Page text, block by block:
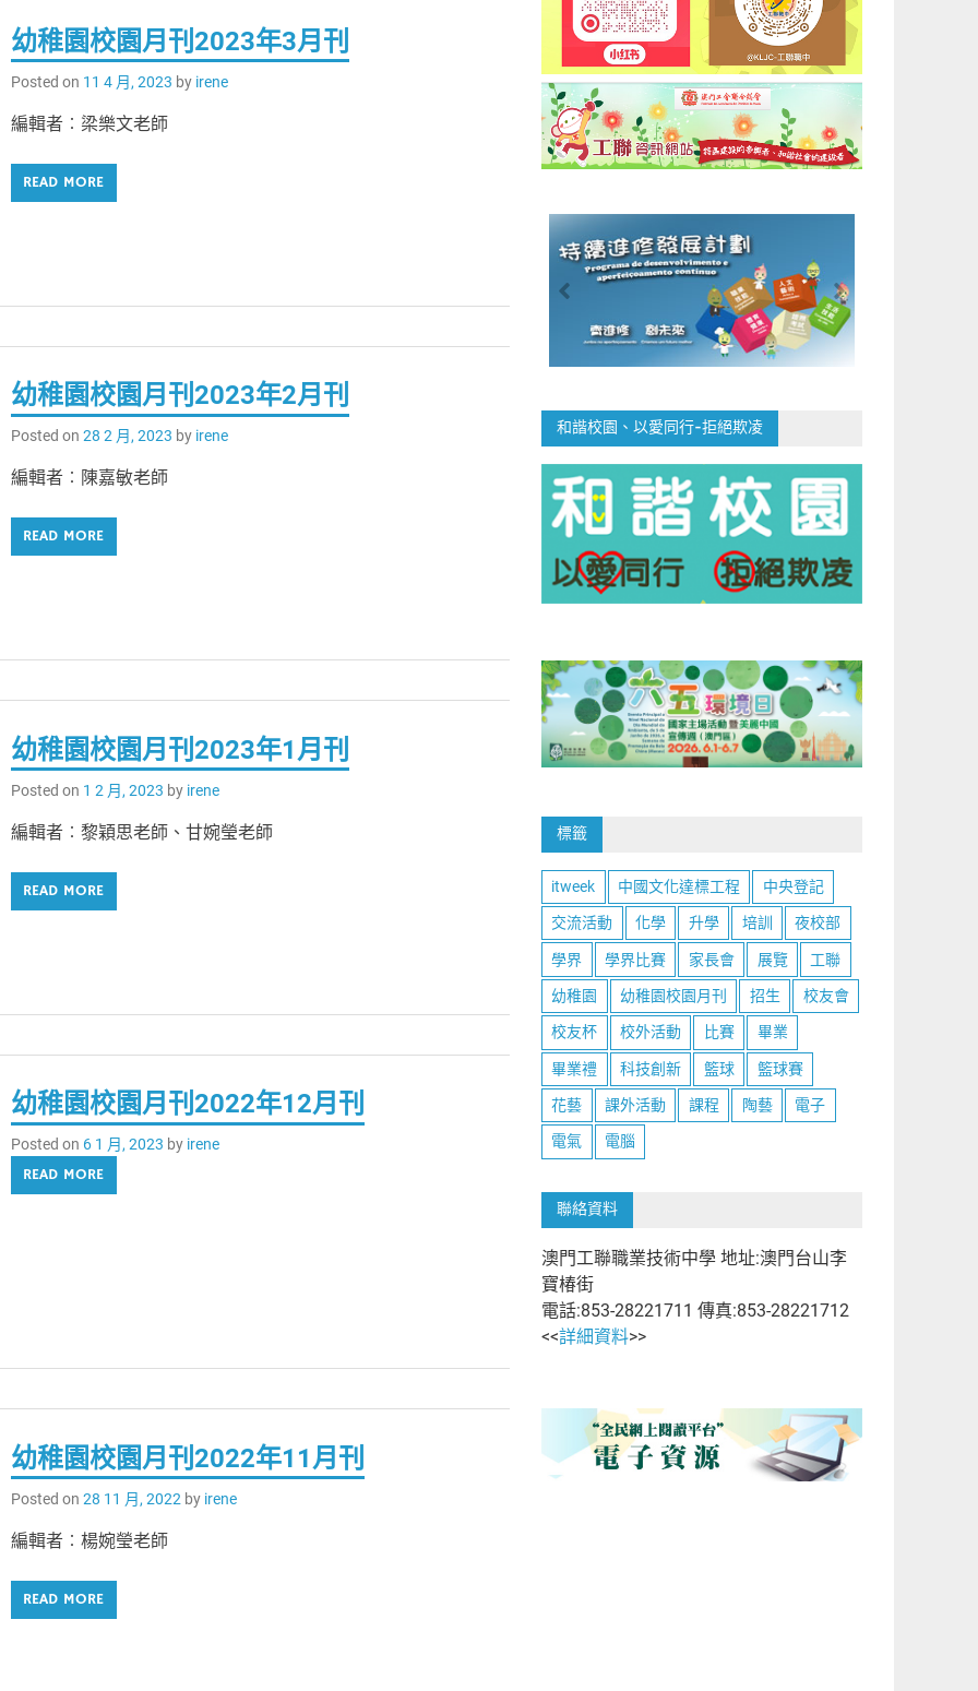
幼稚園校園月刊2023年3月刊
Posted on 11 4 月, 2023 by irene
編輯者︰梁樂文老師
READ MORE
幼稚園校園月刊2023年2月刊
Posted on28 2 月, 2023 by irene
編輯者︰陳嘉敏老師
READ MORE
幼稚園校園月刊2023年1月刊
Posted on 1 2 月, 2023 by irene
編輯者︰黎穎思老師、甘婉瑩老師
READ MORE
幼稚園校園月刊2022年12月刊
Posted on 6 1 月, 2023 by irene
READ MORE
幼稚園校園月刊2022年11月刊
Posted on28 11 月, 2022 by irene
編輯者︰楊婉瑩老師
READ MORE
和諧校園、以愛同行-拒絕欺凌
標籤
itweek 中國文化達標工程 中央登記
交流活動 化學 升學 培訓 夜校部
學界 學界比賽 家長會 展覽 工聯
幼稚園 幼稚園校園月刊 招生 校友會
校友杯 校外活動 比賽 畢業
畢業禮 科技創新 籃球 籃球賽
花藝 課外活動 課程 陶藝 電子
電氣 電腦
聯絡資料
澳門工聯職業技術中學 地址:澳門台山李
寶椿街
電話:853-28221711 傳真:853-28221712
<<詳細資料>>